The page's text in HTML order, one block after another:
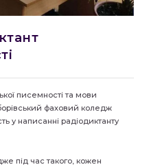
писемності та мови
фаховий коледж
у написанні радіодиктанту
під час такого, кожен